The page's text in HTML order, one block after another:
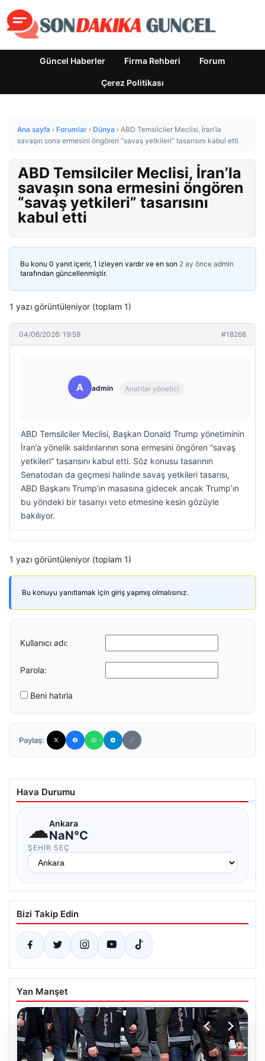
Güncel Haberler Firma Rehberi Forum
Çerez Politikası
Ana sayfa › Forumlar › Dünya › ABD Temsilciler Meclisi, İran’la
savaşın sona ermesini öngören “savaş yetkileri” tasarısını kabul etti
ABD Temsilciler Meclisi, İran’la
savaşın sona ermesini öngören
“savaş yetkileri” tasarısını
kabul etti
Bu konu 0 yanıt içerir, 1 izleyen vardır ve en son 2 ay önce admin
tarafından güncellenmiştir.
1 yazı görüntüleniyor (toplam 1)
04/06/2026: 19:59 #18268
A admin Anahtar yönetici
ABD Temsilciler Meclisi, Başkan Donald Trump yönetiminin
İran’a yönelik saldırılarının sona ermesini öngören “savaş
yetkileri” tasarısını kabul etti. Söz konusu tasarının
Senatodan da geçmesi halinde savaş yetkileri tasarısı,
ABD Başkanı Trump’ın masasına gidecek ancak Trump’ın
bu yöndeki bir tasarıyı veto etmesine kesin gözüyle
bakılıyor.
1 yazı görüntüleniyor (toplam 1)
Bu konuyu yanıtlamak için giriş yapmış olmalısınız.
Kullanıcı adı:
Parola:
Beni hatırla
Paylaş:
Hava Durumu
☁Ankara
NaN°C
ŞEHIR SEÇ
Bizi Takip Edin
Yan Manşet